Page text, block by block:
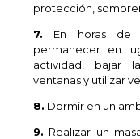
protección,
7. En horas de
permanecer en
actividad, bajar
ventanas y utilizar
8. Dormir en un
9. Realizar un